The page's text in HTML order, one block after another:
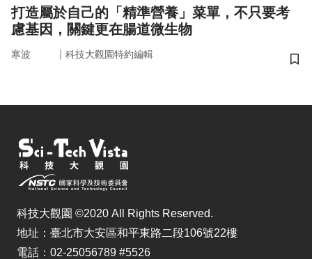
打造屬於自己的「精準營養」菜單，不只要考
慮基因，關鍵更在腸道微生物
寒波 ｜ 科技大觀園特約編輯
儲
科技大觀園 ©2020 All Rights Reserved.
地址：臺北市大安區和平東路二段106號22樓
電話：02-25056789 #5526